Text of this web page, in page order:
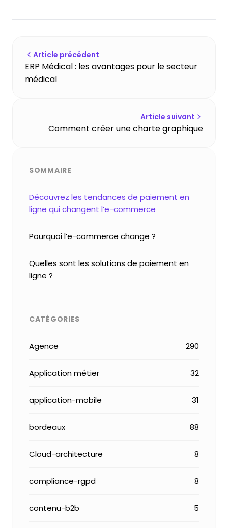
Article précédent
ERP Médical : les avantages pour le secteur
médical
Article suivant
Comment créer une charte graphique
SOMMAIRE
Découvrez les tendances de paiement en
ligne qui changent l’e-commerce
Pourquoi l’e-commerce change ?
Quelles sont les solutions de paiement en
ligne ?
CATÉGORIES
Agence 290
Application métier 32
application-mobile 31
bordeaux 88
Cloud-architecture 8
compliance-rgpd 8
contenu-b2b 5